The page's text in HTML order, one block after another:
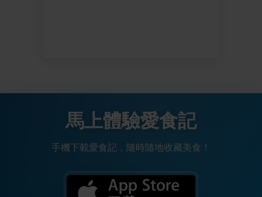
馬上體驗愛食記
手機下載愛食記，隨時隨地收藏美食！